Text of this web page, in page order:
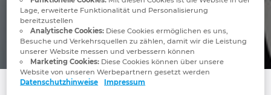
Brasilien
Brunei
Bulgarien
Lage, erweiterte Funktionalität und Personalisierung
bereitzustellen
Analytische Cookies:Diese Cookies ermöglichen es uns,
Besuche und Verkehrsquellen zu zählen, damit wir die Leistung
unserer Website messen und verbessern können
Marketing Cookies:Diese Cookies können über unsere
Website von unseren Werbepartnern gesetzt werden
Datenschutzhinweise
Impressum